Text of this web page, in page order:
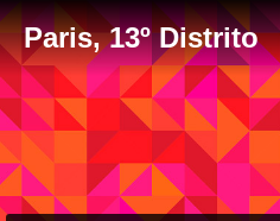
Paris, 13º Distrito